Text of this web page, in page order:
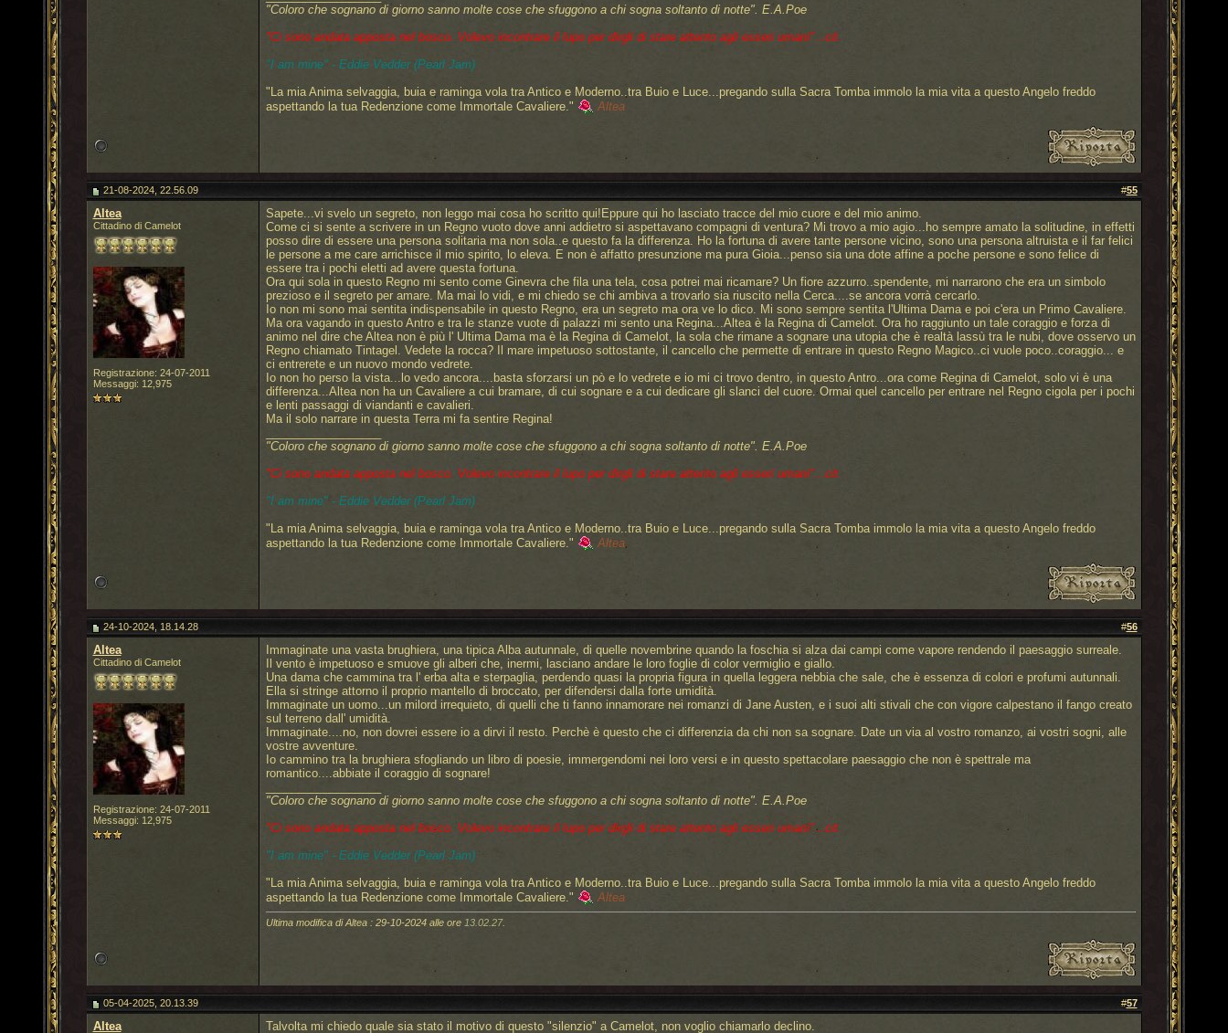
"Coloro che sognano di giorno sanno molte cose che sfuggono a chi sogna soltanto di notte". E.A.Poe
"Ci sono andata apposta nel bosco. Volevo incontrare il lupo per dirgli di stare attento agli esseri umani"...cit.
"I am mine" - Eddie Vedder (Pearl Jam)
"La mia Anima selvaggia, buia e raminga vola tra Antico e Moderno..tra Buio e Luce...pregando sulla Sacra Tomba immolo la mia vita a questo Angelo freddo
aspettando la tua Redenzione come Immortale Cavaliere."
Altea
21-08-2024, 22.56.09 #55
Altea
Cittadino di Camelot
Registrazione: 24-07-2011
Messaggi: 12,975
Sapete...vi svelo un segreto, non leggo mai cosa ho scritto qui!Eppure qui ho lasciato tracce del mio cuore e del mio animo.
Come ci si sente a scrivere in un Regno vuoto dove anni addietro si aspettavano compagni di ventura? Mi trovo a mio agio...ho sempre amato la solitudine, in effetti
posso dire di essere una persona solitaria ma non sola..e questo fa la differenza. Ho la fortuna di avere tante persone vicino, sono una persona altruista e il far felici
le persone a me care arrichisce il mio spirito, lo eleva. E non è affatto presunzione ma pura Gioia...penso sia una dote affine a poche persone e sono felice di
essere tra i pochi eletti ad avere questa fortuna.
Ora qui sola in questo Regno mi sento come Ginevra che fila una tela, cosa potrei mai ricamare? Un fiore azzurro..spendente, mi narrarono che era un simbolo
prezioso e il segreto per amare. Ma mai lo vidi, e mi chiedo se chi ambiva a trovarlo sia riuscito nella Cerca....se ancora vorrà cercarlo.
Io non mi sono mai sentita indispensabile in questo Regno, era un segreto ma ora ve lo dico. Mi sono sempre sentita l'Ultima Dama e poi c'era un Primo Cavaliere.
Ma ora vagando in questo Antro e tra le stanze vuote di palazzi mi sento una Regina...Altea è la Regina di Camelot. Ora ho raggiunto un tale coraggio e forza di
animo nel dire che Altea non è più l' Ultima Dama ma è la Regina di Camelot, la sola che rimane a sognare una utopia che è realtà lassù tra le nubi, dove osservo un
Regno chiamato Tintagel. Vedete la rocca? Il mare impetuoso sottostante, il cancello che permette di entrare in questo Regno Magico..ci vuole poco..coraggio... e
ci entrerete e un nuovo mondo vedrete.
Io non ho perso la vista...lo vedo ancora....basta sforzarsi un pò e lo vedrete e io mi ci trovo dentro, in questo Antro...ora come Regina di Camelot, solo vi è una
differenza...Altea non ha un Cavaliere a cui bramare, di cui sognare e a cui dedicare gli slanci del cuore. Ormai quel cancello per entrare nel Regno cigola per i pochi
e lenti passaggi di viandanti e cavalieri.
Ma il solo narrare in questa Terra mi fa sentire Regina!
"Coloro che sognano di giorno sanno molte cose che sfuggono a chi sogna soltanto di notte". E.A.Poe
"Ci sono andata apposta nel bosco. Volevo incontrare il lupo per dirgli di stare attento agli esseri umani"...cit.
"I am mine" - Eddie Vedder (Pearl Jam)
"La mia Anima selvaggia, buia e raminga vola tra Antico e Moderno..tra Buio e Luce...pregando sulla Sacra Tomba immolo la mia vita a questo Angelo freddo
aspettando la tua Redenzione come Immortale Cavaliere."
Altea
24-10-2024, 18.14.28 #56
Altea
Cittadino di Camelot
Registrazione: 24-07-2011
Messaggi: 12,975
Immaginate una vasta brughiera, una tipica Alba autunnale, di quelle novembrine quando la foschia si alza dai campi come vapore rendendo il paesaggio surreale.
Il vento è impetuoso e smuove gli alberi che, inermi, lasciano andare le loro foglie di color vermiglio e giallo.
Una dama che cammina tra l' erba alta e sterpaglia, perdendo quasi la propria figura in quella leggera nebbia che sale, che è essenza di colori e profumi autunnali.
Ella si stringe attorno il proprio mantello di broccato, per difendersi dalla forte umidità.
Immaginate un uomo...un milord irrequieto, di quelli che ti fanno innamorare nei romanzi di Jane Austen, e i suoi alti stivali che con vigore calpestano il fango creato
sul terreno dall' umidità.
Immaginate....no, non dovrei essere io a dirvi il resto. Perchè è questo che ci differenzia da chi non sa sognare. Date un via al vostro romanzo, ai vostri sogni, alle
vostre avventure.
Io cammino tra la brughiera sfogliando un libro di poesie, immergendomi nei loro versi e in questo spettacolare paesaggio che non è spettrale ma
romantico....abbiate il coraggio di sognare!
"Coloro che sognano di giorno sanno molte cose che sfuggono a chi sogna soltanto di notte". E.A.Poe
"Ci sono andata apposta nel bosco. Volevo incontrare il lupo per dirgli di stare attento agli esseri umani"...cit.
"I am mine" - Eddie Vedder (Pearl Jam)
"La mia Anima selvaggia, buia e raminga vola tra Antico e Moderno..tra Buio e Luce...pregando sulla Sacra Tomba immolo la mia vita a questo Angelo freddo
aspettando la tua Redenzione come Immortale Cavaliere."
Altea
Ultima modifica di Altea : 29-10-2024 alle ore 13.02.27.
05-04-2025, 20.13.39 #57
Altea Talvolta mi chiedo quale sia stato il motivo di questo "silenzio" a Camelot, non voglio chiamarlo declino.